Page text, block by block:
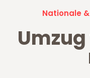
Nationale